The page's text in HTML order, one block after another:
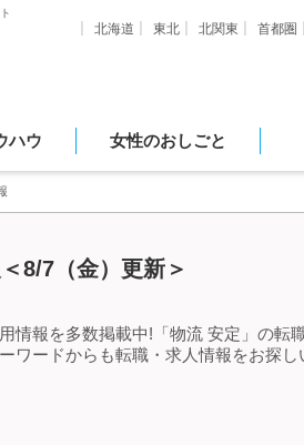
北海道 東北 北関東 首都圏
ハウ 女性のおしごと
8/7（金）更新＞
情報を多数掲載中!「物流 安定」の転
ワードからも転職・求人情報をお探